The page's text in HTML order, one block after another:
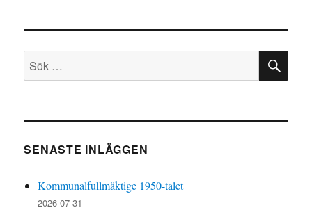
Sök
efter:
SÖK
SENASTE INLÄGGEN
Kommunalfullmäktige 1950-talet
2026-07-31